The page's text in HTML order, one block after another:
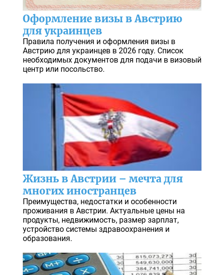
Оформление визы в Австрию
для украинцев
Правила получения и оформления визы в
Австрию для украинцев в 2026 году. Список
необходимых документов для подачи в визовый
центр или посольство.
Жизнь в Австрии – мечта для
многих иностранцев
Преимущества, недостатки и особенности
проживания в Австрии. Актуальные цены на
продукты, недвижимость, размер зарплат,
устройство системы здравоохранения и
образования.